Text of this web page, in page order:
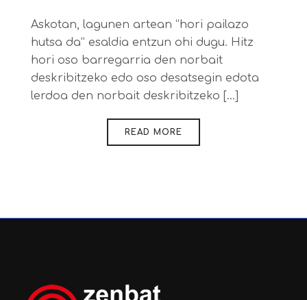
Askotan, lagunen artean “hori pailazo
hutsa da” esaldia entzun ohi dugu. Hitz
hori oso barregarria den norbait
deskribitzeko edo oso desatsegin edota
lerdoa den norbait deskribitzeko [...]
READ MORE